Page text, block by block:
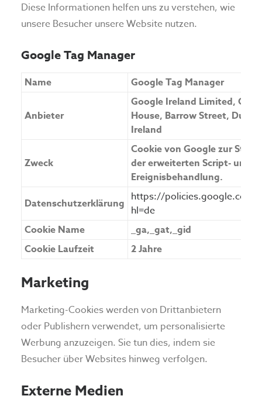
Diese Informationen helfen uns zu verstehen, wie
unsere Besucher unsere Website nutzen.
Google Tag Manager
Name Google Tag Manager
Anbieter
Google Ireland Limited,
House, Barrow Street,
Ireland
Zweck
Cookie von Google zur
der erweiterten Script- und
Ereignisbehandlung.
Datenschutzerklärung https://policies.google.com/
hl=de
Cookie Name
_ga,_gat,_gid
Cookie Laufzeit
2 Jahre
Marketing
Marketing-Cookies werden von Drittanbietern
oder Publishern verwendet, um personalisierte
Werbung anzuzeigen. Sie tun dies, indem sie
Besucher über Websites hinweg verfolgen.
Externe Medien